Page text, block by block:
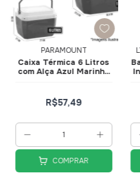
PARAMOUNT
Caixa Térmica 6 Litros
com Alça Azul Marinho
R$57,49
COMPRAR